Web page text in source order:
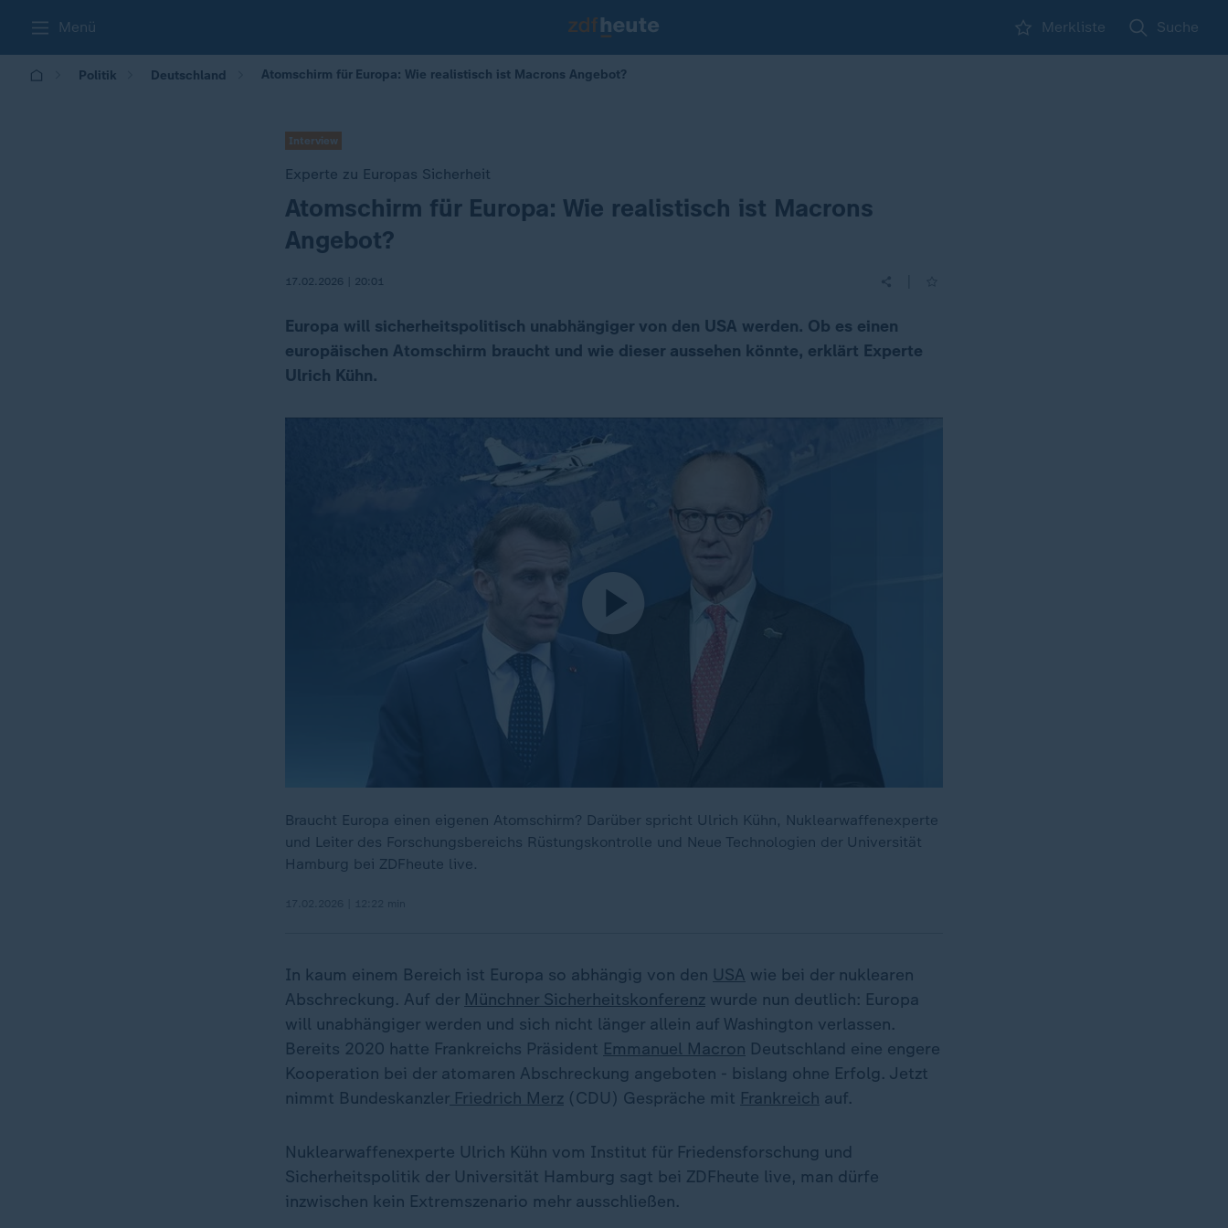
Menü Merkliste Suche
Politik Deutschland Atomschirm für Europa: Wie realistisch ist Macrons Angebot?
Interview
Experte zu Europas Sicherheit
:
Atomschirm für Europa: Wie realistisch ist Macrons
Angebot?
17.02.2026 | 20:01
Europa will sicherheitspolitisch unabhängiger von den USA werden. Ob es einen
europäischen Atomschirm braucht und wie dieser aussehen könnte, erklärt Experte
Ulrich Kühn.
Braucht Europa einen eigenen Atomschirm? Darüber spricht Ulrich Kühn, Nuklearwaffenexperte
und Leiter des Forschungsbereichs Rüstungskontrolle und Neue Technologien der Universität
Hamburg bei ZDFheute live.
In kaum einem Bereich ist Europa so abhängig von den USA wie bei der nuklearen
Abschreckung. Auf der Münchner Sicherheitskonferenz wurde nun deutlich: Europa
will unabhängiger werden und sich nicht länger allein auf Washington verlassen.
Bereits 2020 hatte Frankreichs Präsident Emmanuel Macron Deutschland eine engere
Kooperation bei der atomaren Abschreckung angeboten - bislang ohne Erfolg. Jetzt
nimmt Bundeskanzler Friedrich Merz (CDU) Gespräche mit Frankreich auf.
Nuklearwaffenexperte Ulrich Kühn vom Institut für Friedensforschung und
Sicherheitspolitik der Universität Hamburg sagt bei ZDFheute live, man dürfe
inzwischen kein Extremszenario mehr ausschließen.